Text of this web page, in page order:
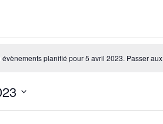
évènements planifié pour 5 avril 2023. Passer aux